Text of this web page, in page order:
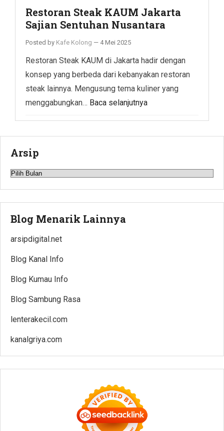
Restoran Steak KAUM Jakarta
Sajian Sentuhan Nusantara
Posted by Kafe Kolong — 4 Mei 2025
Restoran Steak KAUM di Jakarta hadir dengan
konsep yang berbeda dari kebanyakan restoran
steak lainnya. Mengusung tema kuliner yang
menggabungkan… Baca selanjutnya
Arsip
Arsip
Blog Menarik Lainnya
arsipdigital.net
Blog Kanal Info
Blog Kumau Info
Blog Sambung Rasa
lenterakecil.com
kanalgriya.com